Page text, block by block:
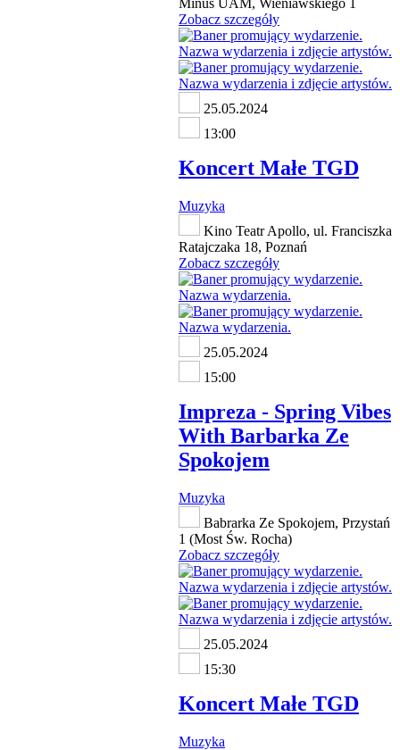
Minus UAM, Wieniawskiego 1
Zobacz szczegóły
25.05.2024
13:00
Koncert Małe TGD
Muzyka
Kino Teatr Apollo, ul. Franciszka
Ratajczaka 18, Poznań
Zobacz szczegóły
25.05.2024
15:00
Impreza - Spring Vibes
With Barbarka Ze
Spokojem
Muzyka
Babrarka Ze Spokojem, Przystań
1 (Most Św. Rocha)
Zobacz szczegóły
25.05.2024
15:30
Koncert Małe TGD
Muzyka